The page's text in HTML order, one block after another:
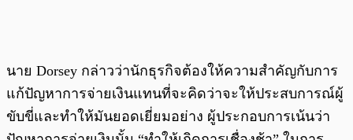
นาย Dorsey กล่าวว่านักธุรกิจต้องให้ความสำคัญกับการ
แก้ปัญหาการจ่ายเงินแทนที่จะคิดว่าจะให้ประสบการณ์ผู้
ขับขี่และทำให้มันยอดเยี่ยมอย่าง ผู้ประกอบการเน้นว่า